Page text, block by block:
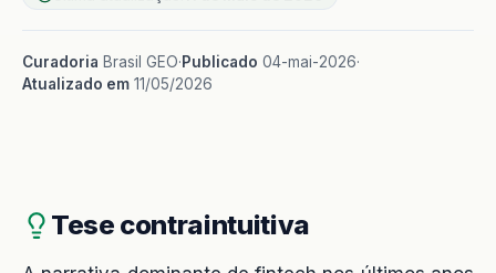
Curadoria Brasil GEO·Publicado 04-mai-2026·
Atualizado em 11/05/2026
Tese contraintuitiva